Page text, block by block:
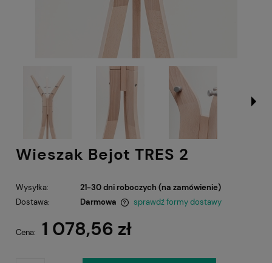
Wieszak Bejot TRES 2
Wysyłka:
21-30 dni roboczych (na zamówienie)
Dostawa:
Darmowa
sprawdź formy dostawy
Cena: 1 078,56 zł